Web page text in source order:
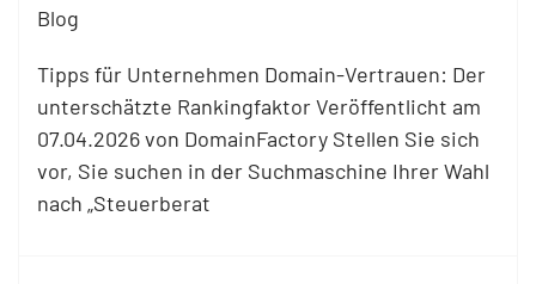
Blog
Tipps für Unternehmen Domain-Vertrauen: Der
unterschätzte Rankingfaktor Veröffentlicht am
07.04.2026 von DomainFactory Stellen Sie sich
vor, Sie suchen in der Suchmaschine Ihrer Wahl
nach „Steuerberat